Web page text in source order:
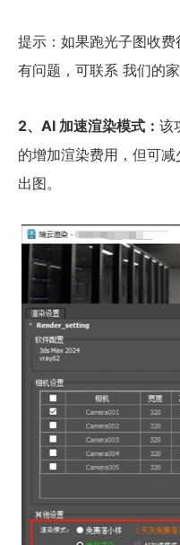
提示：如果跑光子图收
有问题，可联系 我们的
2、AI 加速渲染模式： 该
的增加渲染费用，但可
出图。